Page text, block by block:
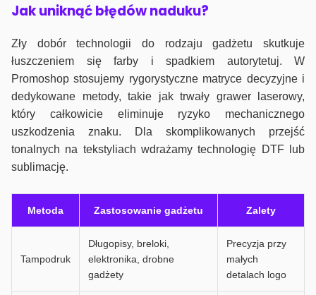
Jak uniknąć błędów naduku?
Zły dobór technologii do rodzaju gadżetu skutkuje
łuszczeniem się farby i spadkiem autorytetuj. W
Promoshop stosujemy rygorystyczne matryce decyzyjne i
dedykowane metody, takie jak trwały grawer laserowy,
który całkowicie eliminuje ryzyko mechanicznego
uszkodzenia znaku. Dla skomplikowanych przejść
tonalnych na tekstyliach wdrażamy technologię DTF lub
sublimację.
Metoda Zastosowanie gadżetu Zalety
Tampodruk
Długopisy, breloki,
elektronika, drobne
gadżety
Precyzja przy
małych
detalach logo